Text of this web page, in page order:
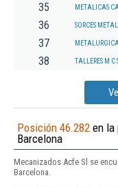
35 METALICAS
36 SORCES
37
38 TALLERES M C
Posición 46.282 en la
Barcelona
Mecanizados Acfe Sl se
Barcelona.